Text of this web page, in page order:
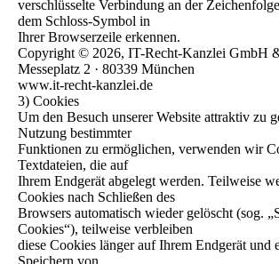
verschlüsselte Verbindung an der
dem Schloss-Symbol in
Ihrer Browserzeile erkennen.
Copyright © 2026, IT-Recht-Kanzlei GmbH
Messeplatz 2 · 80339 München
www.it-recht-kanzlei.de
3) Cookies
Um den Besuch unserer Website attraktiv zu
Nutzung bestimmter
Funktionen zu ermöglichen, verwenden wir
Textdateien, die auf
Ihrem Endgerät abgelegt werden. Teilweise
Cookies nach Schließen des
Browsers automatisch wieder gelöscht (sog.
Cookies“), teilweise verbleiben
diese Cookies länger auf Ihrem Endgerät und